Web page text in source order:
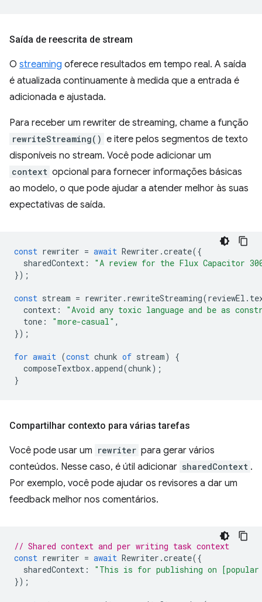
Saída de reescrita de stream
O streaming oferece resultados em tempo real. A saída
é atualizada continuamente à medida que a entrada é
adicionada e ajustada.
Para receber um rewriter de streaming, chame a função
rewriteStreaming() e itere pelos segmentos de texto
disponíveis no stream. Você pode adicionar um
context opcional para fornecer informações básicas
ao modelo, o que pode ajudar a atender melhor às suas
expectativas de saída.
const rewriter = await Rewriter .create({
sharedContext :
"A review for the Flux Capacitor
});
const stream = rewriter . rewriteStreaming(reviewEl .
context :
"Avoid any toxic language and be as
tone : "more-casual" ,
});
for await (const chunk of stream)
{
composeTextbox.append(chunk);
}
Compartilhar contexto para várias tarefas
Você pode usar um rewriter para gerar vários
conteúdos. Nesse caso, é útil adicionar sharedContext .
Por exemplo, você pode ajudar os revisores a dar um
feedback melhor nos comentários.
// Shared context and per writing task context
const rewriter = await Rewriter .create({
sharedContext :
"This is for publishing on [popular
});